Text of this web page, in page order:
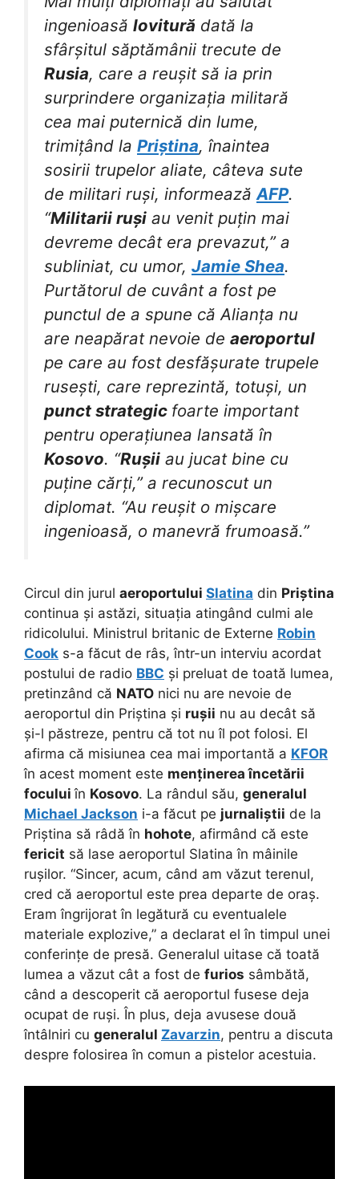
ingenioasă lovitură dată la
sfârșitul săptămânii trecute de
Rusia, care a reușit să ia prin
surprindere organizația militară
cea mai puternică din lume,
trimițând la Priștina, înaintea
sosirii trupelor aliate, câteva sute
de militari ruși, informează AFP.
“Militarii ruși au venit puțin mai
devreme decât era prevazut,” a
subliniat, cu umor, Jamie Shea.
Purtătorul de cuvânt a fost pe
punctul de a spune că Alianța nu
are neapărat nevoie de aeroportul
pe care au fost desfășurate trupele
rusești, care reprezintă, totuși, un
punct strategic foarte important
pentru operațiunea lansată în
Kosovo. “Rușii au jucat bine cu
puține cărți,” a recunoscut un
diplomat. “Au reușit o mișcare
ingenioasă, o manevră frumoasă.”
Circul din jurul aeroportului Slatina din Priștina
continua și astăzi, situația atingând culmi ale
ridicolului. Ministrul britanic de Externe Robin
Cook s-a făcut de râs, într-un interviu acordat
postului de radio BBC și preluat de toată lumea,
pretinzând că NATO nici nu are nevoie de
aeroportul din Priștina și rușii nu au decât să
și-l păstreze, pentru că tot nu îl pot folosi. El
afirma că misiunea cea mai importantă a KFOR
în acest moment este menținerea încetării
foculuiîn Kosovo. La rândul său, generalul
Michael Jackson i-a făcut pe jurnaliștii de la
Priștina să râdă în hohote, afirmând că este
fericit să lase aeroportul Slatina în mâinile
rușilor. “Sincer, acum, când am văzut terenul,
cred că aeroportul este prea departe de oraș.
Eram îngrijorat în legătură cu eventualele
materiale explozive,” a declarat el în timpul unei
conferințe de presă. Generalul uitase că toată
lumea a văzut cât a fost de furios sâmbătă,
când a descoperit că aeroportul fusese deja
ocupat de ruși. În plus, deja avusese două
întâlniri cu generalul Zavarzin, pentru a discuta
despre folosirea în comun a pistelor acestuia.